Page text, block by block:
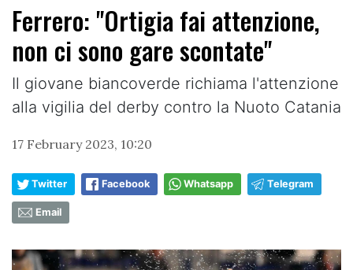
Ferrero: "Ortigia fai attenzione,
non ci sono gare scontate"
Il giovane biancoverde richiama l'attenzione
alla vigilia del derby contro la Nuoto Catania
17 February 2023, 10:20
Twitter Facebook Whatsapp Telegram
Email